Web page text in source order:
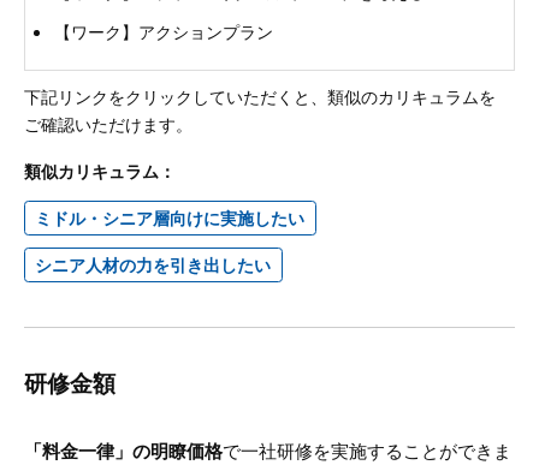
【ワーク】アクションプラン
下記リンクをクリックしていただくと、類似のカリキュラムを
ご確認いただけます。
類似カリキュラム：
ミドル・シニア層向けに実施したい
シニア人材の力を引き出したい
研修金額
「料金一律」の明瞭価格で一社研修を実施することができま